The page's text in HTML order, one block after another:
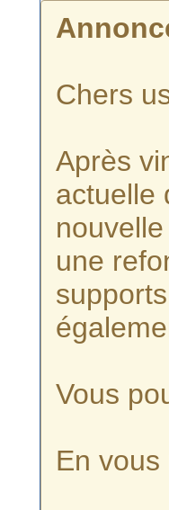
Chers
Après
actuelle
une
Vous
En vous